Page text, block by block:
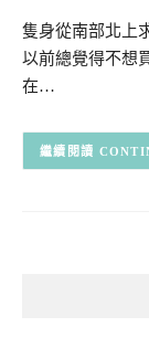
隻身從南部北上
以前總覺得不想
在…